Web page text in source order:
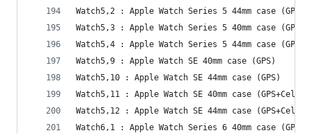
Watch5,2 : Apple Watch Series 5 44mm case (GPS)
Watch5,3 : Apple Watch Series 5 40mm case
Watch5,4 : Apple Watch Series 5 44mm case
Watch5,9 : Apple Watch SE 40mm case (GPS)
Watch5,10 : Apple Watch SE 44mm case (GPS)
Watch5,11 : Apple Watch SE 40mm case
Watch5,12 : Apple Watch SE 44mm case
Watch6,1 : Apple Watch Series 6 40mm case (GPS)